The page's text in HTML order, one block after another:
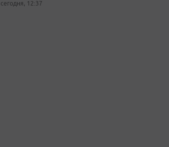
сегодня, 12:37